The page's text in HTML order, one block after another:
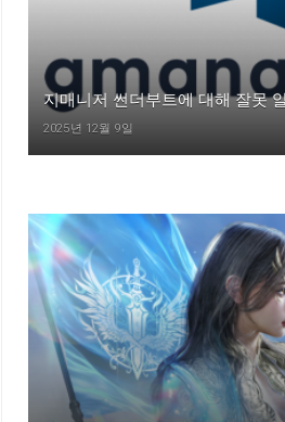
지매니저 썬더부트에 대해 잘못
2025년 12월 9일